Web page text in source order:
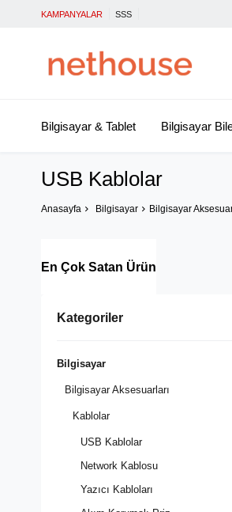
KAMPANYALAR SSS
Bilgisayar & Tablet Bilgisayar
USB Kablolar
Anasayfa Bilgisayar Bilgisayar
En Çok Satan Ürün
Kategoriler
Bilgisayar
Bilgisayar Aksesuarları
Kablolar
USB Kablolar
Network Kablosu
Yazıcı Kabloları